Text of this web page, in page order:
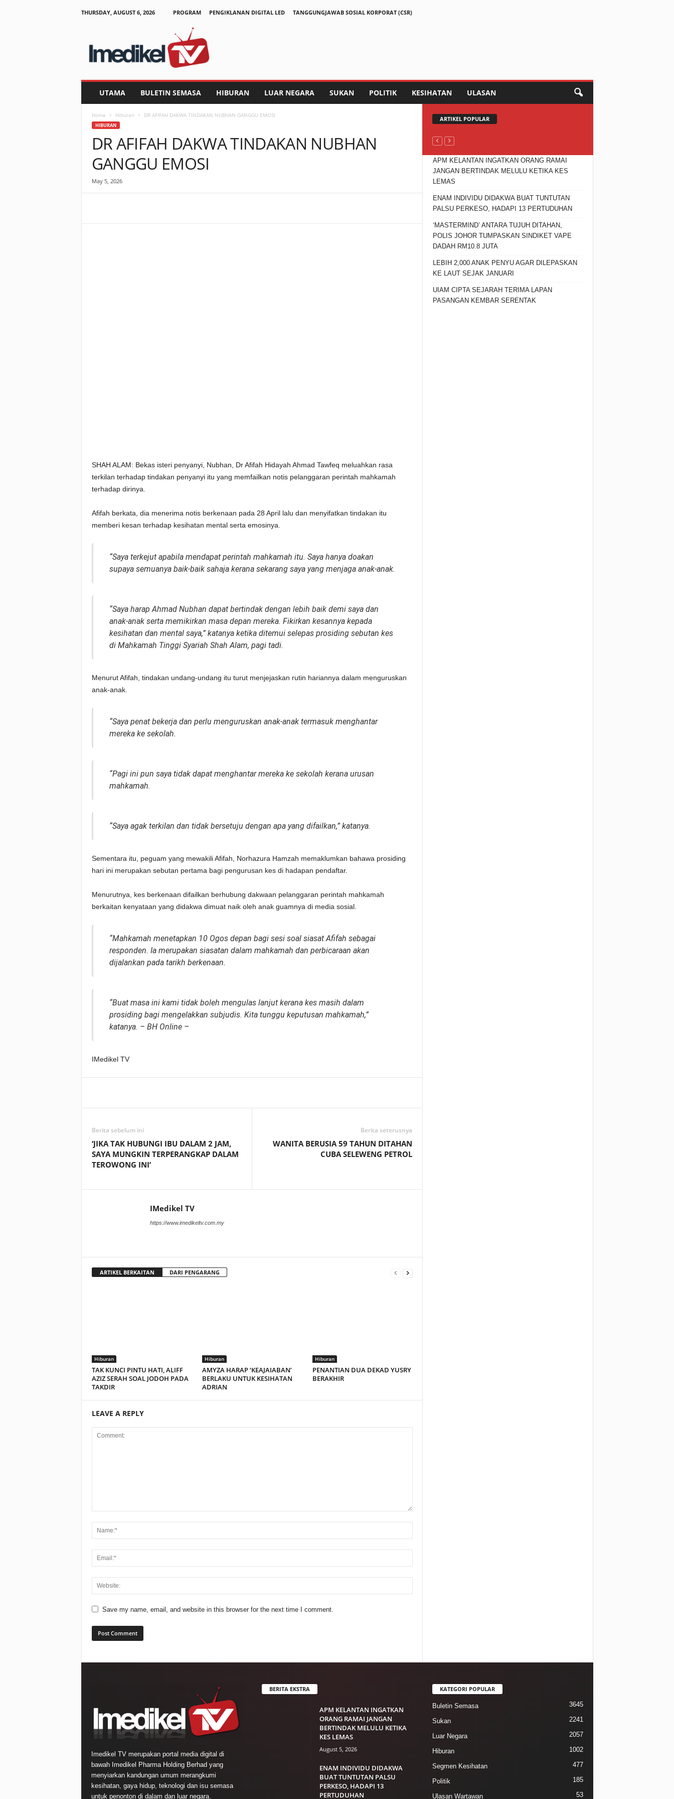
THURSDAY, AUGUST 6, 2026 PROGRAM PENGIKLANAN DIGITAL LED
TANGGUNGJAWAB SOSIAL KORPORAT (CSR)
UTAMA BULETIN SEMASA HIBURAN LUAR NEGARA SUKAN POLITIK KESIHATAN ULASAN
Home Hiburan DR AFIFAH DAKWA TINDAKAN NUBHAN GANGGU EMOSI
HIBURAN
DR AFIFAH DAKWA TINDAKAN NUBHAN
GANGGU EMOSI
May 5, 2026
SHAH ALAM: Bekas isteri penyanyi, Nubhan, Dr Afifah Hidayah Ahmad Tawfeq meluahkan rasa
terkilan terhadap tindakan penyanyi itu yang memfailkan notis pelanggaran perintah mahkamah
terhadap dirinya.
Afifah berkata, dia menerima notis berkenaan pada 28 April lalu dan menyifatkan tindakan itu
memberi kesan terhadap kesihatan mental serta emosinya.
“Saya terkejut apabila mendapat perintah mahkamah itu. Saya hanya doakan
supaya semuanya baik-baik sahaja kerana sekarang saya yang menjaga anak-anak.
“Saya harap Ahmad Nubhan dapat bertindak dengan lebih baik demi saya dan
anak-anak serta memikirkan masa depan mereka. Fikirkan kesannya kepada
kesihatan dan mental saya,” katanya ketika ditemui selepas prosiding sebutan kes
di Mahkamah Tinggi Syariah Shah Alam, pagi tadi.
Menurut Afifah, tindakan undang-undang itu turut menjejaskan rutin hariannya dalam menguruskan
anak-anak.
“Saya penat bekerja dan perlu menguruskan anak-anak termasuk menghantar
mereka ke sekolah.
“Pagi ini pun saya tidak dapat menghantar mereka ke sekolah kerana urusan
mahkamah.
“Saya agak terkilan dan tidak bersetuju dengan apa yang difailkan,” katanya.
Sementara itu, peguam yang mewakili Afifah, Norhazura Hamzah memaklumkan bahawa prosiding
hari ini merupakan sebutan pertama bagi pengurusan kes di hadapan pendaftar.
Menurutnya, kes berkenaan difailkan berhubung dakwaan pelanggaran perintah mahkamah
berkaitan kenyataan yang didakwa dimuat naik oleh anak guamnya di media sosial.
“Mahkamah menetapkan 10 Ogos depan bagi sesi soal siasat Afifah sebagai
responden. Ia merupakan siasatan dalam mahkamah dan perbicaraan akan
dijalankan pada tarikh berkenaan.
“Buat masa ini kami tidak boleh mengulas lanjut kerana kes masih dalam
prosiding bagi mengelakkan subjudis. Kita tunggu keputusan mahkamah,”
katanya. – BH Online –
IMedikel TV
Berita sebelum ini
‘JIKA TAK HUBUNGI IBU DALAM 2 JAM,
SAYA MUNGKIN TERPERANGKAP DALAM
TEROWONG INI’
Berita seterusnya
WANITA BERUSIA 59 TAHUN DITAHAN
CUBA SELEWENG PETROL
IMedikel TV
https://www.imedikeltv.com.my
ARTIKEL BERKAITAN DARI PENGARANG
Hiburan
TAK KUNCI PINTU HATI, ALIFF
AZIZ SERAH SOAL JODOH PADA
TAKDIR
Hiburan
AMYZA HARAP ‘KEAJAIABAN’
BERLAKU UNTUK KESIHATAN
ADRIAN
Hiburan
PENANTIAN DUA DEKAD YUSRY
BERAKHIR
LEAVE A REPLY
Save my name, email, and website in this browser for the next time I comment.
ARTIKEL POPULAR
APM KELANTAN INGATKAN ORANG RAMAI
JANGAN BERTINDAK MELULU KETIKA KES
LEMAS
ENAM INDIVIDU DIDAKWA BUAT TUNTUTAN
PALSU PERKESO, HADAPI 13 PERTUDUHAN
‘MASTERMIND’ ANTARA TUJUH DITAHAN,
POLIS JOHOR TUMPASKAN SINDIKET VAPE
DADAH RM10.8 JUTA
LEBIH 2,000 ANAK PENYU AGAR DILEPASKAN
KE LAUT SEJAK JANUARI
UIAM CIPTA SEJARAH TERIMA LAPAN
PASANGAN KEMBAR SERENTAK
Imedikel TV merupakan portal media digital di
bawah Imedikel Pharma Holding Berhad yang
menyiarkan kandungan umum merangkumi
kesihatan, gaya hidup, teknologi dan isu semasa
untuk penonton di dalam dan luar negara.
BERITA EKSTRA
APM KELANTAN INGATKAN
ORANG RAMAI JANGAN
BERTINDAK MELULU KETIKA
KES LEMAS
August 5, 2026
ENAM INDIVIDU DIDAKWA
BUAT TUNTUTAN PALSU
PERKESO, HADAPI 13
PERTUDUHAN
KATEGORI POPULAR
Buletin Semasa 3645
Sukan 2241
Luar Negara 2057
Hiburan 1002
Segmen Kesihatan 477
Politik 185
Ulasan Wartawan 53